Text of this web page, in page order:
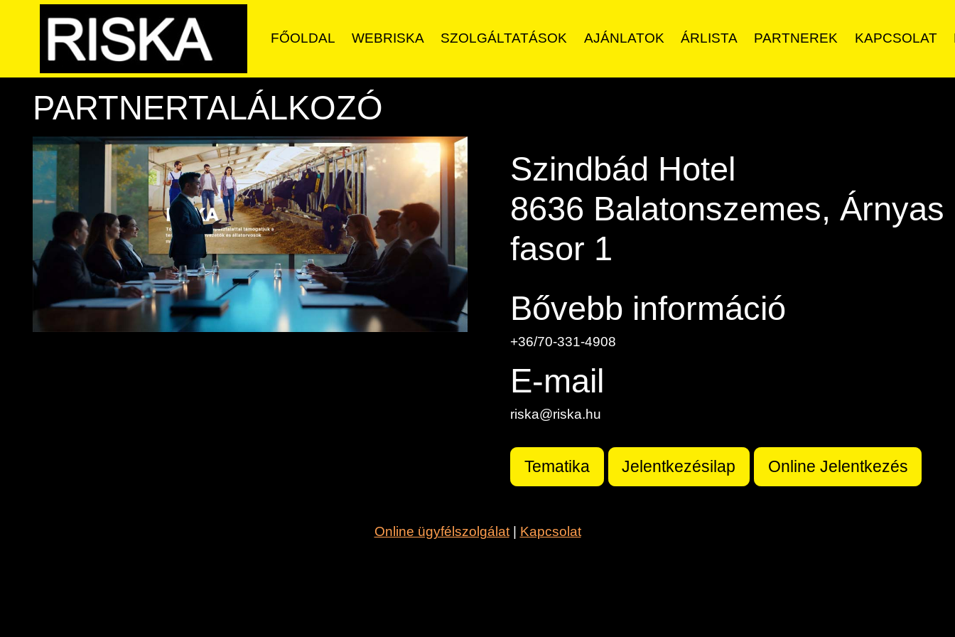
FŐOLDAL WEBRISKA SZOLGÁLTATÁSOK AJÁNLATOK ÁRLISTA PARTNEREK KAPCSOLAT
PARTNERTALÁLKOZÓ
Szindbád Hotel
8636 Balatonszemes, Árnyas
fasor 1
Bővebb információ
+36/70-331-4908
E-mail
riska@riska.hu
Tematika Jelentkezésilap Online Jelentkezés
Online ügyfélszolgálat| Kapcsolat